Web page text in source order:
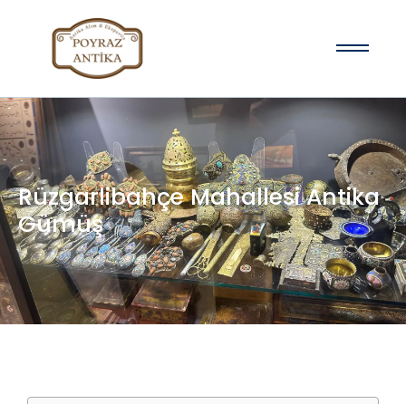
Rüzgarlibahçe Mahallesi Antika
Gümüş